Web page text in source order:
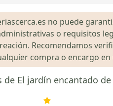
no puede
o requisitos
Recomendamos
compra o encargo
de El jardín encantado de